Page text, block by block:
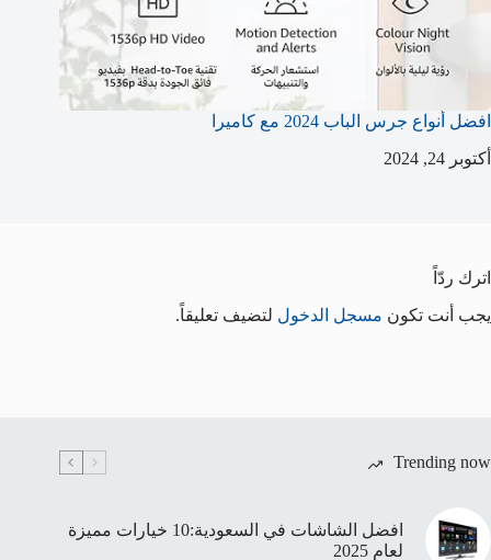
افضل أنواع جرس الباب 2024 مع كاميرا
أكتوبر 24, 2024
اترك ردّاً
يجب أنت تكون مسجل الدخول لتضيف تعليقاً.
Trending now
افضل الشاشات في السعودية:10 خيارات مميزة
لعام 2025